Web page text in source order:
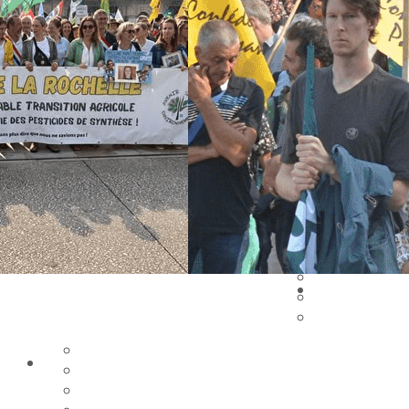
Exporter les lignes sélectionnées
Exporter toutes les colonnes
Exporter uniquement les colonnes affichées
Menu
Ajoutez un logo, un bouton, des réseaux sociaux
Cliquez pour éditer